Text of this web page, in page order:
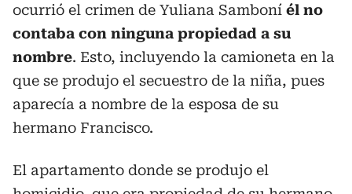
ocurrió el crimen de Yuliana Samboní él no
contaba con ninguna propiedad a su
nombre. Esto, incluyendo la camioneta en la
que se produjo el secuestro de la niña, pues
aparecía a nombre de la esposa de su
hermano Francisco.
El apartamento donde se produjo el